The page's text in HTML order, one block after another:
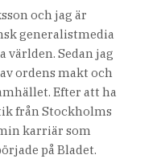
och jag är
generalistmedia
världen. Sedan jag
ordens makt och
Efter att ha
från Stockholms
karriär som
på Bladet.